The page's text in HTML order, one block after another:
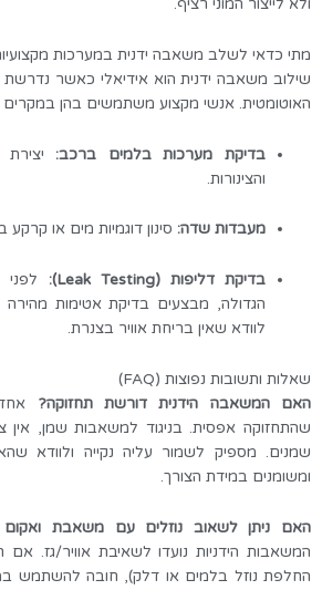
מתי כדאי לשלב משאבה ידנית במערכות
שילוב משאבה ידנית הוא אידיאלי כאשר נדרשת
האוטומטית. אנשי מקצוע משתמשים בהן
בדיקת מערכות בלמים ברכב:
והצינורות.
מעבדות שדה: סינון דוגמיות מים או
בדיקת דליפות (Leak Testing):
הגדולה, מבצעים בדיקת אטימות
לוודא שאין בריחת אוויר בצנרת.
שאלות ותשובות נפוצות (FAQ)
האם המשאבה הידנית דורשת תחזוקה?
שהתחזוקה אפסית. בניגוד למשאבות שמן, אין
ומשומנים במידת הצורך.
האם ניתן לשאוב נוזלים עם משאבת ואקום
המשאבות הידניות נועדו לשאיבת אוויר/גז. אם